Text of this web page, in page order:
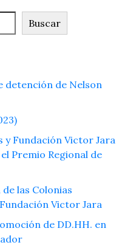
Buscar
detención de Nelson
y Fundación Victor Jara
Premio Regional de
las Colonias
Victor Jara
de DD.HH. en